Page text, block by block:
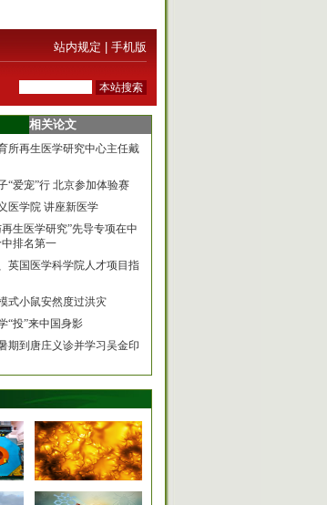
站内规定 手机版
相关论文
所再生医学研究中心主任戴
“爱宠”行 北京参加体验赛
医学院 讲座新医学
生医学研究”先导专项在中
排名第一
英国医学科学院人才项目指
式小鼠安然度过洪灾
“投”来中国身影
期到唐庄义诊并学习吴金印